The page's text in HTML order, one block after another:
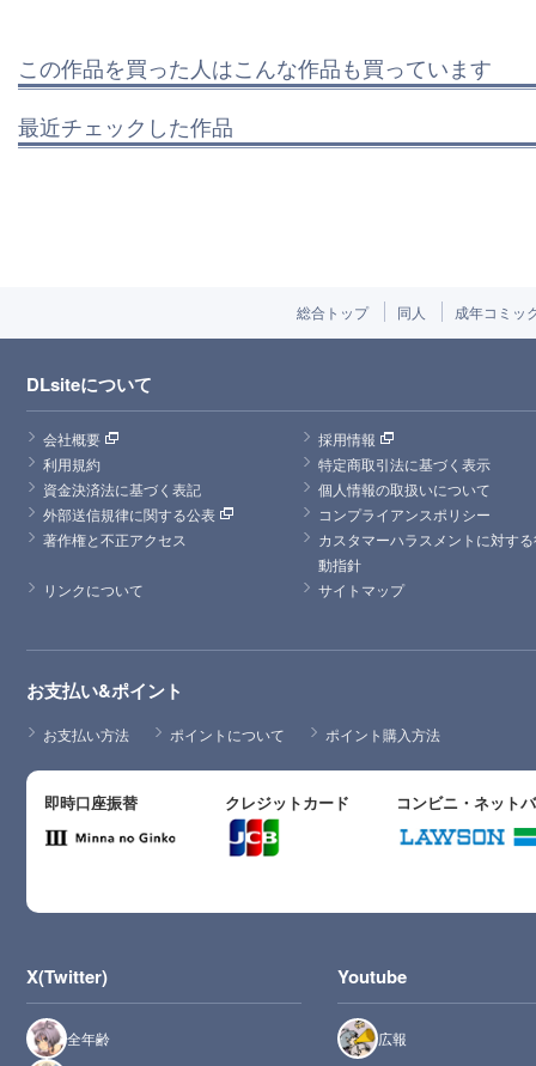
この作品を買った人はこんな作品も買っています
最近チェックした作品
総合トップ 同人 成年コミッ
DLsiteについて
会社概要
採用情報
利用規約
特定商取引法に基づく表示
資金決済法に基づく表記
個人情報の取扱いについて
外部送信規律に関する公表
コンプライアンスポリシー
著作権と不正アクセス
カスタマーハラスメントに対す
動指針
リンクについて
サイトマップ
お支払い&ポイント
お支払い方法 ポイントについて ポイント購入方法
即時口座振替 クレジットカード コンビニ・ネット
X(Twitter)
全年齢
Youtube
広報